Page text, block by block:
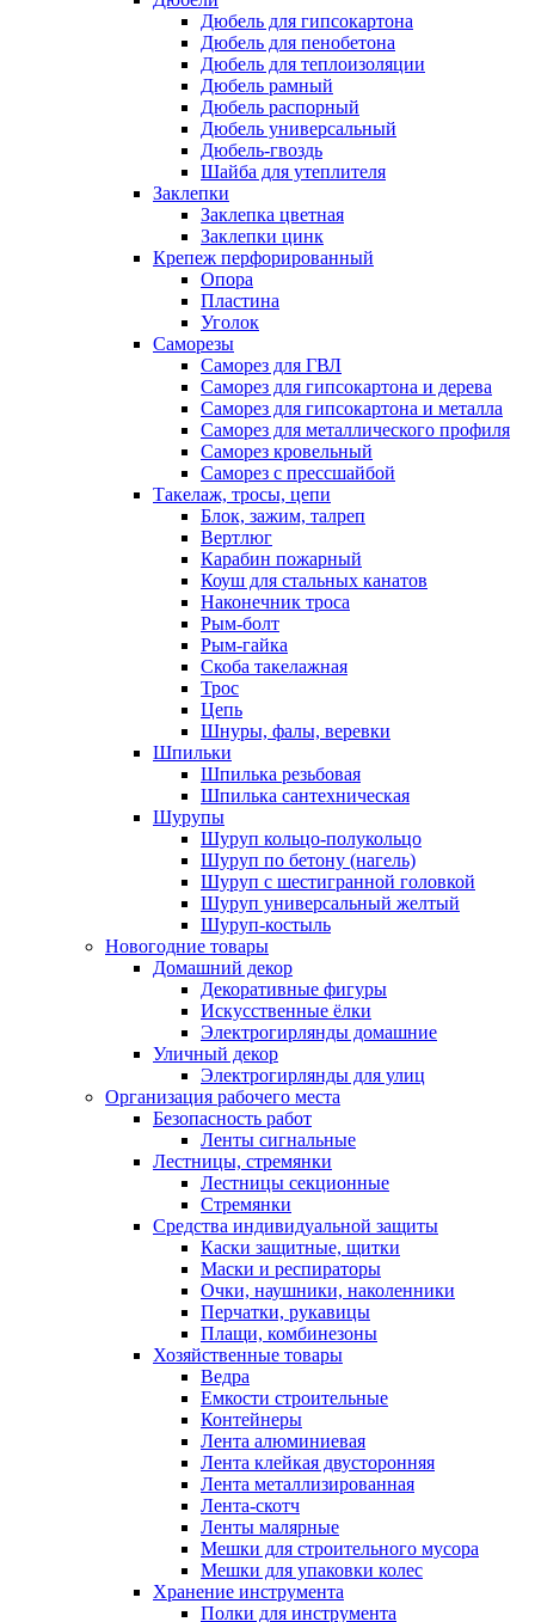
Дюбель для гипсокартона
Дюбель для пенобетона
Дюбель для теплоизоляции
Дюбель рамный
Дюбель распорный
Дюбель универсальный
Дюбель-гвоздь
Шайба для утеплителя
Заклепки
Заклепка цветная
Заклепки цинк
Крепеж перфорированный
Опора
Пластина
Уголок
Саморезы
Саморез для ГВЛ
Саморез для гипсокартона и дерева
Саморез для гипсокартона и металла
Саморез для металлического профиля
Саморез кровельный
Саморез с прессшайбой
Такелаж, тросы, цепи
Блок, зажим, талреп
Вертлюг
Карабин пожарный
Коуш для стальных канатов
Наконечник троса
Рым-болт
Рым-гайка
Скоба такелажная
Трос
Цепь
Шнуры, фалы, веревки
Шпильки
Шпилька резьбовая
Шпилька сантехническая
Шурупы
Шуруп кольцо-полукольцо
Шуруп по бетону (нагель)
Шуруп с шестигранной головкой
Шуруп универсальный желтый
Шуруп-костыль
Новогодние товары
Домашний декор
Декоративные фигуры
Искусственные ёлки
Электрогирлянды домашние
Уличный декор
Электрогирлянды для улиц
Организация рабочего места
Безопасность работ
Ленты сигнальные
Лестницы, стремянки
Лестницы секционные
Стремянки
Средства индивидуальной защиты
Каски защитные, щитки
Маски и респираторы
Очки, наушники, наколенники
Перчатки, рукавицы
Плащи, комбинезоны
Хозяйственные товары
Ведра
Емкости строительные
Контейнеры
Лента алюминиевая
Лента клейкая двусторонняя
Лента металлизированная
Лента-скотч
Ленты малярные
Мешки для строительного мусора
Мешки для упаковки колес
Хранение инструмента
Полки для инструмента